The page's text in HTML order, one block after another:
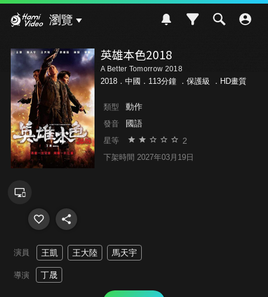
瀏覽
英雄本色2018
A Better Tomorrow 2018
2018．中國．113分鐘 ． 保護級 ．HD畫質
類型 動作
發音 國語
星等 2
下架時間 2027年03月19日
演員 王凱 王大陸 馬天宇
導演 丁晟